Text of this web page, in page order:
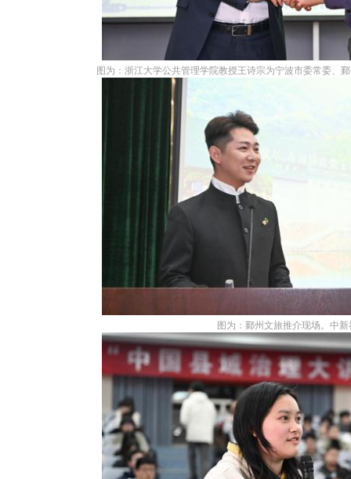
图为：浙江大学公共管理学院教授王诗宗为宁波市委常委、鄞
图为：鄞州文旅推介现场。中